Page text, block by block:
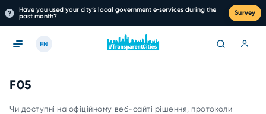
Have you used your city’s local government e‑services during the
past month?
Survey
EN
F05
Чи доступні на офіційному веб-сайті рішення, протоколи